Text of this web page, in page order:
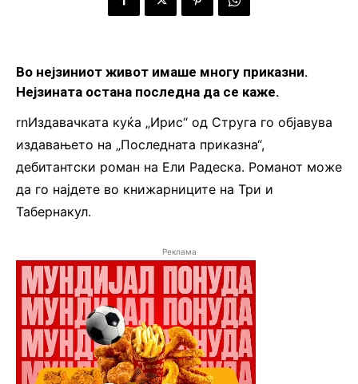
Во нејзиниот живот имаше многу приказни.
Нејзината остана последна да се каже.
rnИздавачката куќа „Ирис“ од Струга го објавува
издавањето на „Последната приказна“,
дебитантски роман на Ели Радеска. Романот може
да го најдете во книжарниците на Три и
Табернакул.
Реклама